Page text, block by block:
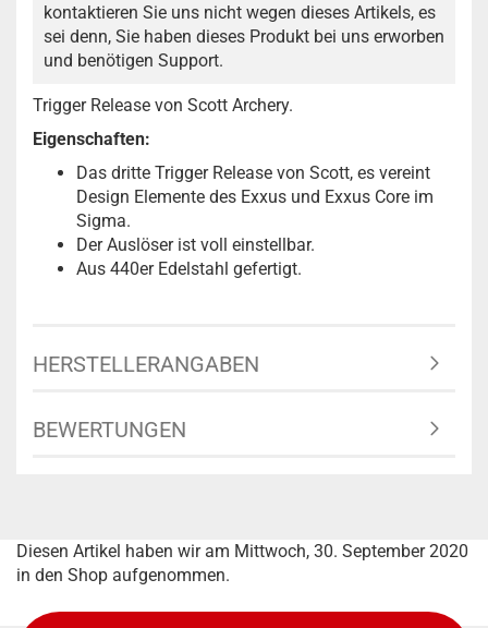
kontaktieren Sie uns nicht wegen dieses Artikels, es
sei denn, Sie haben dieses Produkt bei uns erworben
und benötigen Support.
Trigger Release von Scott Archery.
Eigenschaften:
Das dritte Trigger Release von Scott, es vereint
Design Elemente des Exxus und Exxus Core im
Sigma.
Der Auslöser ist voll einstellbar.
Aus 440er Edelstahl gefertigt.
HERSTELLERANGABEN
BEWERTUNGEN
Diesen Artikel haben wir am Mittwoch, 30. September 2020
in den Shop aufgenommen.